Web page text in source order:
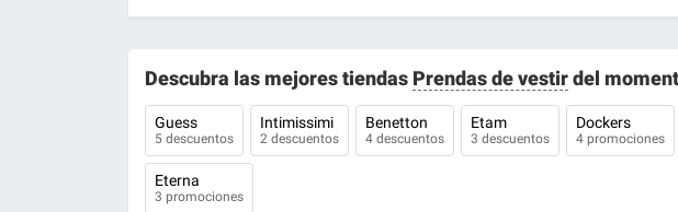
Descubra las mejores tiendas Prendas de vestirdel
Guess
5 descuentos
Intimissimi
2 descuentos
Benetton
4 descuentos
Etam
3 descuentos
Dockers
4 promociones
Eterna
3 promociones